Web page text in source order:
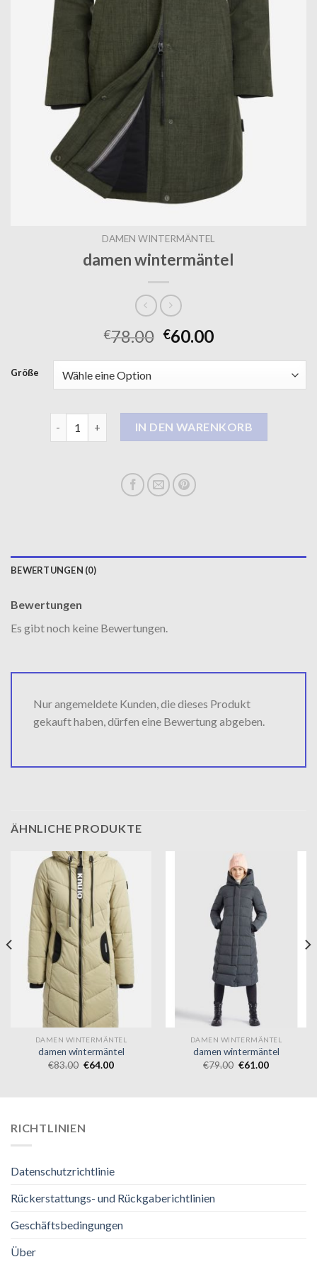
DAMEN WINTERMÄNTEL
damen wintermäntel
€78.00 €60.00
Größe
damen wintermäntel MengeIN DEN WARENKORB
BEWERTUNGEN (0)
Bewertungen
Es gibt noch keine Bewertungen.
Nur angemeldete Kunden, die dieses Produkt
gekauft haben, dürfen eine Bewertung abgeben.
ÄHNLICHE PRODUKTE
DAMEN WINTERMÄNTEL
damen wintermäntel
€83.00 €64.00
DAMEN WINTERMÄNTEL
damen wintermäntel
€79.00 €61.00
RICHTLINIEN
Datenschutzrichtlinie
Rückerstattungs- und Rückgaberichtlinien
Geschäftsbedingungen
Über